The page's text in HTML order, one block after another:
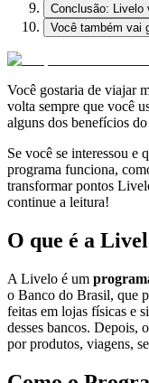
Conclusão: Livelo
Você também vai
Você gostaria de viajar
volta sempre que você
alguns dos benefícios
Se você se interessou e
programa funciona,
transformar pontos
continue a leitura!
O que é a
A Livelo é um
o Banco do Brasil, que
feitas em lojas físicas e
desses bancos. Depois,
por produtos, viagens,